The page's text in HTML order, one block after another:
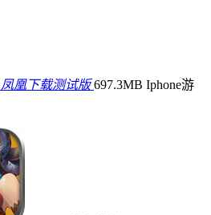
凤凰下载测试版 697.3MB Iphone游